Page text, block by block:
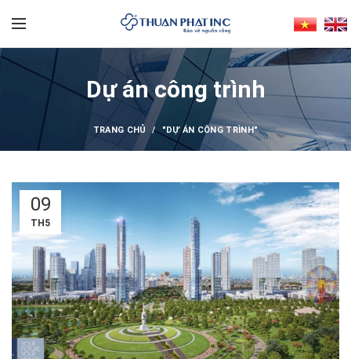
Dự án công trình
TRANG CHỦ "DỰ ÁN CÔNG TRÌNH"
09
TH5